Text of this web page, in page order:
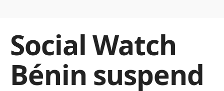
Social Watch
Bénin suspend